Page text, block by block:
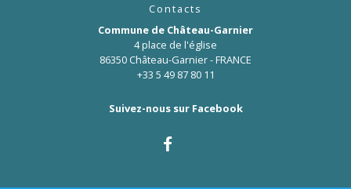
Contacts
Commune de Château-Garnier
4 place de l'église
86350 Château-Garnier - FRANCE
+33 5 49 87 80 11
Suivez-nous sur Facebook